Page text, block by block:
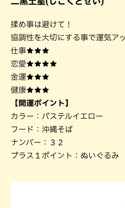
揉め事は避けて！
協調性を大切にする事で運気ア
仕事★★★
恋愛★★★★
金運★★★
健康★★★
【開運ポイント】
カラー：パステルイエロー
フード：沖縄そば
ナンバー：３２
プラス１ポイント：ぬいぐるみ